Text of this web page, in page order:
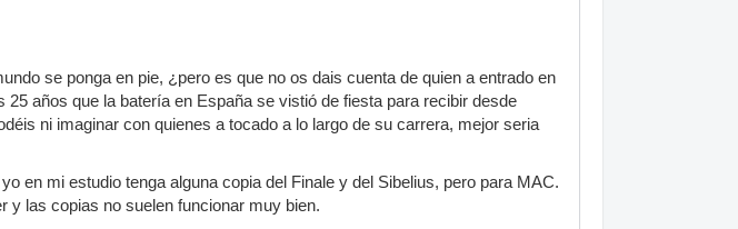
se ponga en pie, ¿pero es que no os dais cuenta de quien a entrado en
años que la batería en España se vistió de fiesta para recibir desde
ni imaginar con quienes a tocado a lo largo de su carrera, mejor seria
en mi estudio tenga alguna copia del Finale y del Sibelius, pero para MAC.
y las copias no suelen funcionar muy bien.